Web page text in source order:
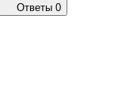
Ответы 0